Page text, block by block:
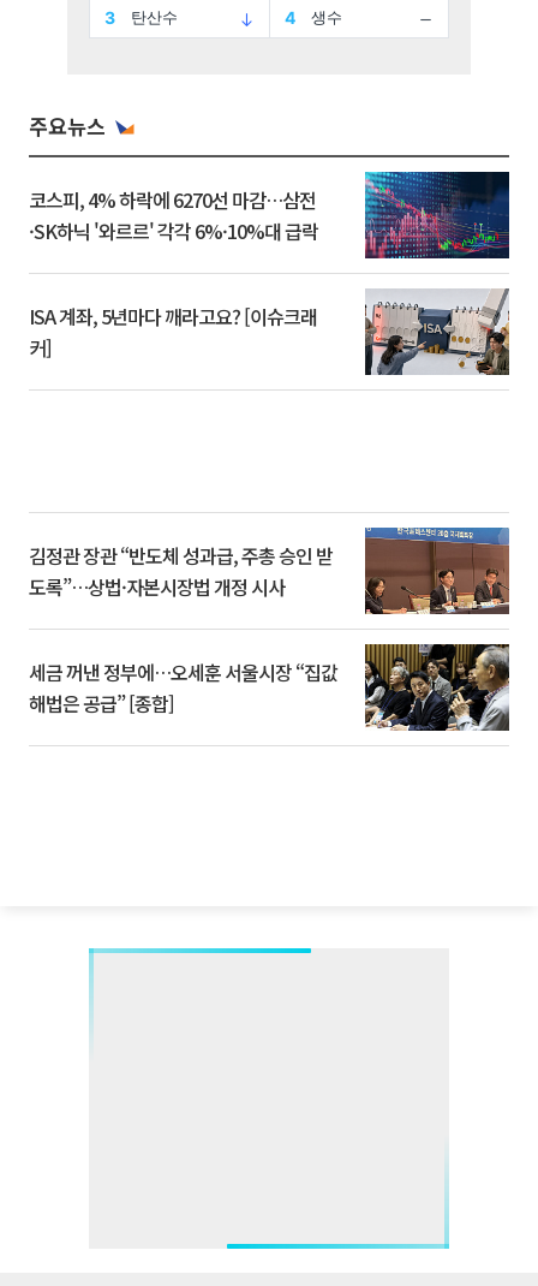
주요뉴스
코스피, 4% 하락에 6270선 마감…삼전
·SK하닉 '와르르' 각각 6%·10%대 급락
ISA 계좌, 5년마다 깨라고요? [이슈크래
커]
김정관 장관 “반도체 성과급, 주총 승인 받
도록”…상법·자본시장법 개정 시사
세금 꺼낸 정부에…오세훈 서울시장 “집값
해법은 공급” [종합]